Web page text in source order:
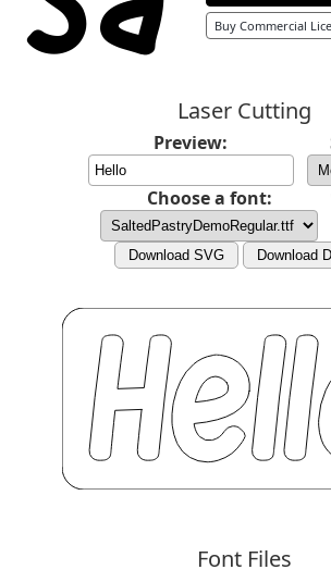
Buy Commercial
Laser Cutting
Preview:
Choose a font:
Download SVG Download
Font Files